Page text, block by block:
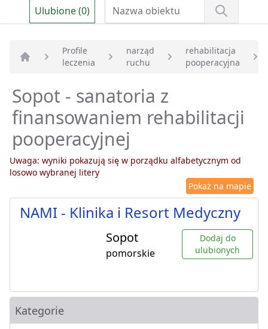
Ulubione (0)
Strona główna
Profile
leczenia
narząd
ruchu
rehabilitacja
pooperacyjna
Sopot - sanatoria z
finansowaniem rehabilitacji
pooperacyjnej
Uwaga: wyniki pokazują się w porządku alfabetycznym od
losowo wybranej litery
Pokaż na mapie
NAMI - Klinika i Resort Medyczny
Sopot
pomorskie
Dodaj do
ulubionych
Kategorie